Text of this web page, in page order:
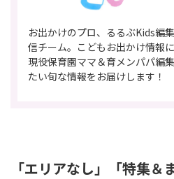
お出かけのプロ、るるぶKids編
信チーム。こどもお出かけ情報
現役保育園ママ＆育メンパパ編
たい旬な情報をお届けします！
「エリアなし」「特集